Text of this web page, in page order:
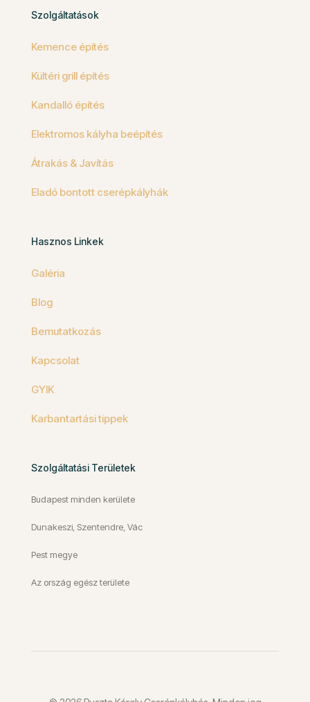
Szolgáltatások
Kemence építés
Kültéri grill építés
Kandalló építés
Elektromos kályha beépítés
Átrakás & Javítás
Eladó bontott cserépkályhák
Hasznos Linkek
Galéria
Blog
Bemutatkozás
Kapcsolat
GYIK
Karbantartási tippek
Szolgáltatási Területek
Budapest minden kerülete
Dunakeszi, Szentendre, Vác
Pest megye
Az ország egész területe